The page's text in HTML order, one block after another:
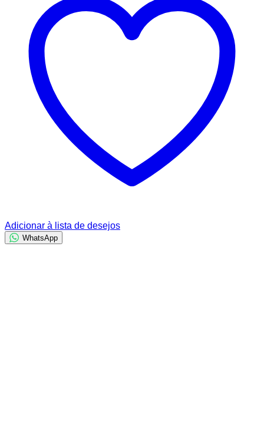
Adicionar à lista de desejos
WhatsApp